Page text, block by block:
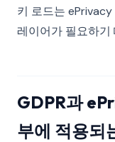
키 로드는
레이어가 필요하기
GDPR과
부에 적용되